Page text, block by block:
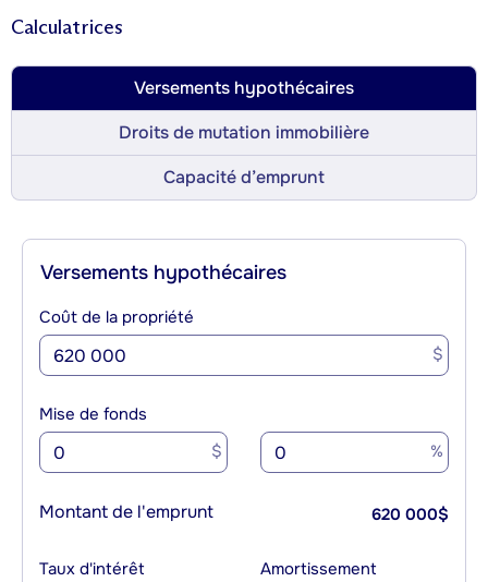
Calculatrices
Versements hypothécaires
Droits de mutation immobilière
Capacité d’emprunt
Versements hypothécaires
Coût de la propriété
$
Mise de fonds
$ %
Montant de l'emprunt 620 000$
Taux d'intérêt Amortissement